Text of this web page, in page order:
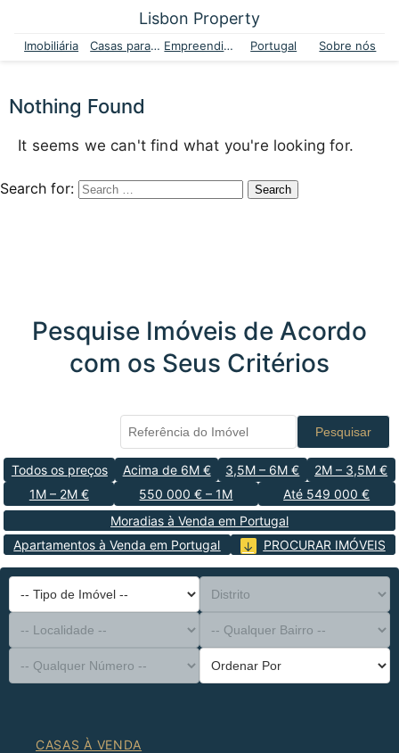
Lisbon Property
Imobiliária Casas para venda Empreendimentos Portugal Sobre nós
Nothing Found
It seems we can't find what you're looking for.
Search for:
Pesquise Imóveis de Acordo
com os Seus Critérios
Pesquisar
Todos os preços Acima de 6M € 3,5M – 6M €
2M – 3,5M €
1M – 2M €
550 000 € – 1M
Até 549 000 €
Moradias à Venda em Portugal
Apartamentos à Venda em Portugal
PROCURAR IMÓVEIS
-- Tipo de Imóvel --
Distrito
-- Localidade --
-- Qualquer Bairro --
-- Qualquer Número --
Ordenar Por
CASAS À VENDA